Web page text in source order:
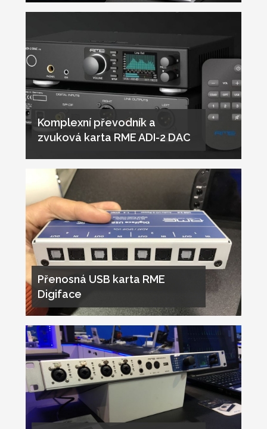
Komplexní převodník a
zvuková karta RME ADI-2 DAC
Přenosná USB karta RME
Digiface